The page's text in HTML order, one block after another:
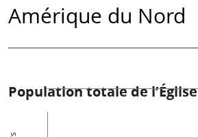
Amérique du Nord
Population totale de l’Église